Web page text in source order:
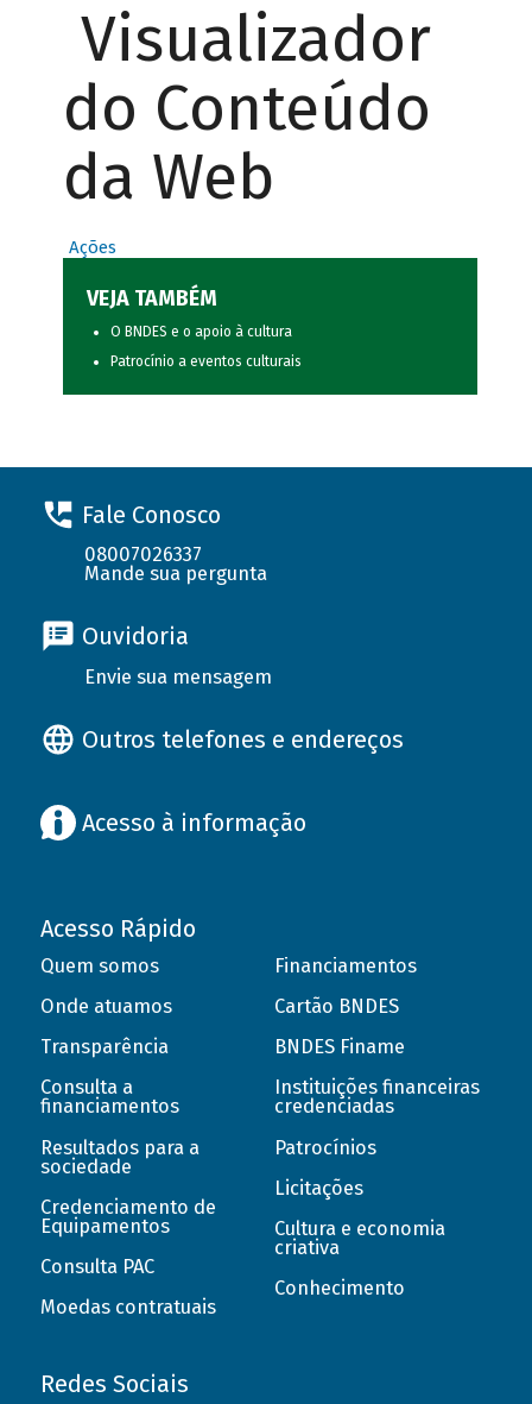
Visualizador
do Conteúdo
da Web
Ações
VEJA TAMBÉM
O BNDES e o apoio à cultura
Patrocínio a eventos culturais
Fale Conosco
08007026337
Mande sua pergunta
Ouvidoria
Envie sua mensagem
Outros telefones e endereços
Acesso à informação
Acesso Rápido
Quem somos
Onde atuamos
Transparência
Consulta a
financiamentos
Resultados para a
sociedade
Credenciamento de
Equipamentos
Consulta PAC
Moedas contratuais
Financiamentos
Cartão BNDES
BNDES Finame
Instituições financeiras
credenciadas
Patrocínios
Licitações
Cultura e economia
criativa
Conhecimento
Redes Sociais